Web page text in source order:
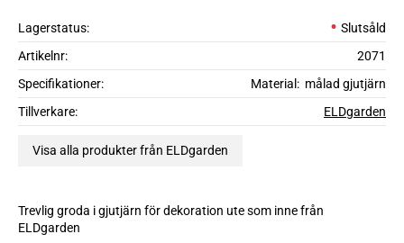
Trevlig groda i gjutjärn för dekoration ute som inne från
ELDgarden
Lagerstatus
Slutsåld
Artikelnr
2071
Specifikationer
Material: målad gjutjärn
Tillverkare
ELDgarden
Visa alla produkter från ELDgarden